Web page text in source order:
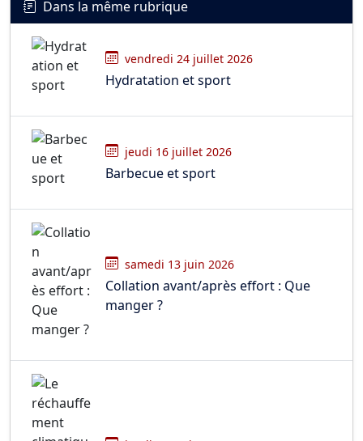
Dans la même rubrique
vendredi 24 juillet 2026
Hydratation et sport
jeudi 16 juillet 2026
Barbecue et sport
samedi 13 juin 2026
Collation avant/après effort : Que
manger ?